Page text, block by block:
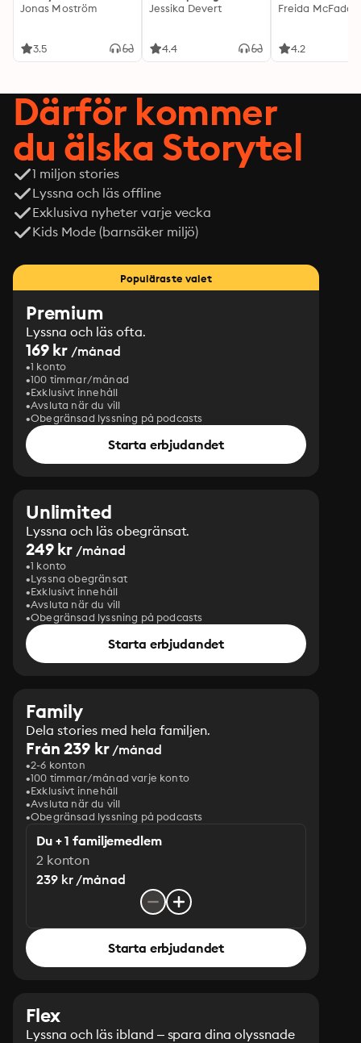
Jonas Moström
3.5
Jessika Devert
4.4
Freida
4.2
Därför kommer
du älska Storytel
1 miljon stories
Lyssna och läs offline
Exklusiva nyheter varje vecka
Kids Mode (barnsäker miljö)
Populäraste valet
Premium
Lyssna och läs ofta.
169 kr /månad
1 konto
100 timmar/månad
Exklusivt innehåll
Avsluta när du vill
Obegränsad lyssning på podcasts
Starta erbjudandet
Unlimited
Lyssna och läs obegränsat.
249 kr /månad
1 konto
Lyssna obegränsat
Exklusivt innehåll
Avsluta när du vill
Obegränsad lyssning på podcasts
Starta erbjudandet
Family
Dela stories med hela familjen.
Från 239 kr/månad
2-6 konton
100 timmar/månad varje konto
Exklusivt innehåll
Avsluta när du vill
Obegränsad lyssning på podcasts
Du + 1 familjemedlem
2 konton
239 kr /månad
Starta erbjudandet
Flex
Lyssna och läs ibland – spara dina olyssnade